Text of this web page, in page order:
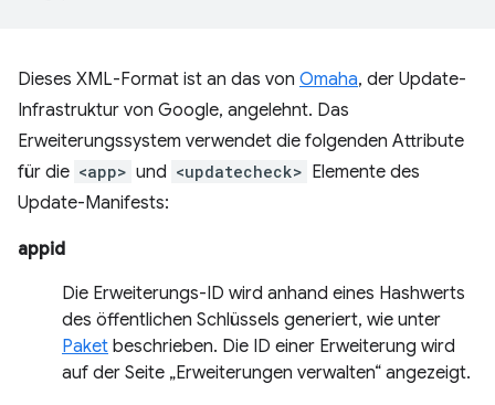
Dieses XML-Format ist an das von Omaha, der Update-
Infrastruktur von Google, angelehnt. Das
Erweiterungssystem verwendet die folgenden Attribute
für die <app> und <updatecheck> Elemente des
Update-Manifests:
appid
Die Erweiterungs-ID wird anhand eines Hashwerts
des öffentlichen Schlüssels generiert, wie unter
Paket beschrieben. Die ID einer Erweiterung wird
auf der Seite „Erweiterungen verwalten“ angezeigt.